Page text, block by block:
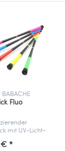
BABACHE
Fluo
mit UV-Licht-
spektakuläre
€ *